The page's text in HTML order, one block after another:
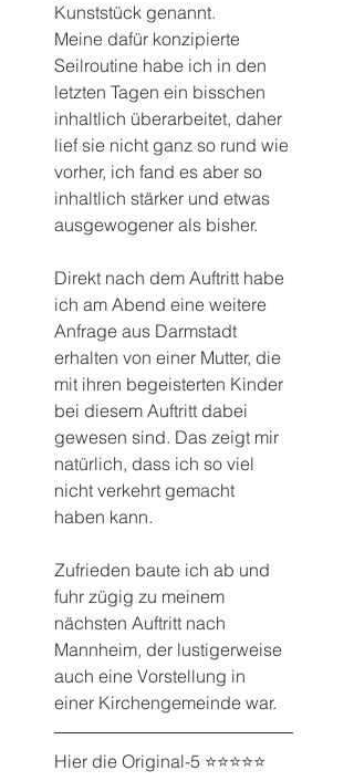
Kunststück genannt.
Meine dafür konzipierte
Seilroutine habe ich in den
letzten Tagen ein bisschen
inhaltlich überarbeitet, daher
lief sie nicht ganz so rund wie
vorher, ich fand es aber so
inhaltlich stärker und etwas
ausgewogener als bisher.
Direkt nach dem Auftritt habe
ich am Abend eine weitere
Anfrage aus Darmstadt
erhalten von einer Mutter, die
mit ihren begeisterten Kinder
bei diesem Auftritt dabei
gewesen sind. Das zeigt mir
natürlich, dass ich so viel
nicht verkehrt gemacht
haben kann.
Zufrieden baute ich ab und
fuhr zügig zu meinem
nächsten Auftritt nach
Mannheim, der lustigerweise
auch eine Vorstellung in
einer Kirchengemeinde war.
Hier die Original-5 ⭐️⭐️⭐️⭐️⭐️